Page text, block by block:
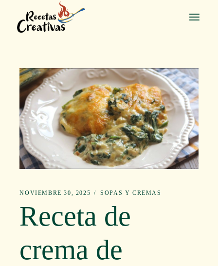
contenido
NOVIEMBRE 30, 2025 SOPAS Y CREMAS
Receta de
crema de